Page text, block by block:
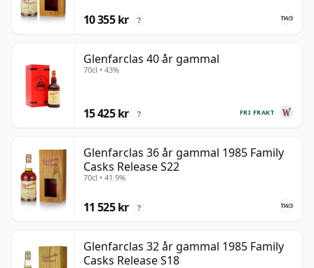
10 355 kr ?
Glenfarclas 40 år gammal
70cl • 43%
FRI FRAKT
15 425 kr ?
Glenfarclas 36 år gammal 1985 Family
Casks Release S22
70cl • 41.9%
11 525 kr ?
Glenfarclas 32 år gammal 1985 Family
Casks Release S18